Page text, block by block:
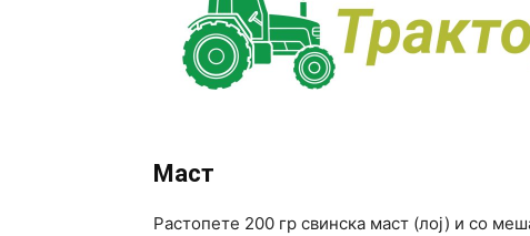
Маст
Растопете 200 гр свинска маст (лој) и со